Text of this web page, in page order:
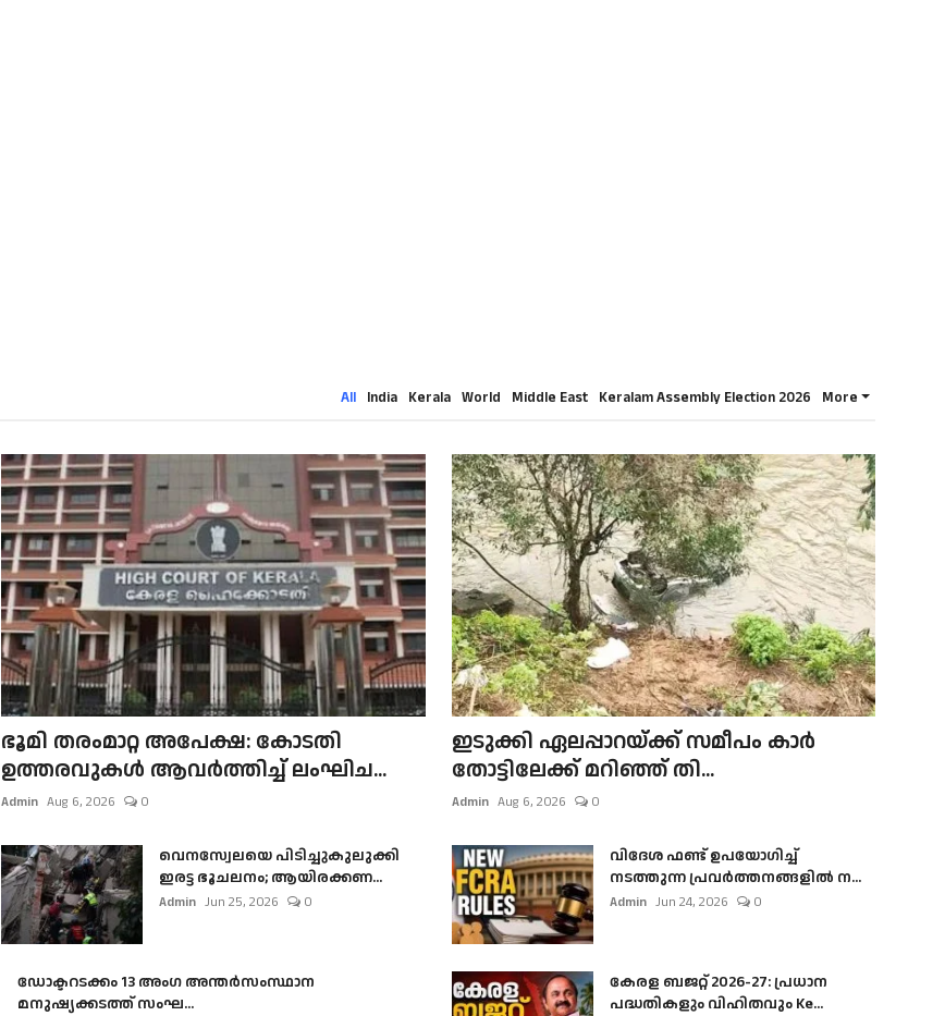
All India Kerala World Middle East Keralam Assembly Election 2026 More
ഭൂമി തരംമാറ്റ അപേക്ഷ: കോടതി
ഉത്തരവുകൾ ആവർത്തിച്ച് ലംഘിച...
Admin Aug 6, 2026 0
ഇടുക്കി ഏലപ്പാറയ്ക്ക് സമീപം കാർ
തോട്ടിലേക്ക് മറിഞ്ഞ് തി...
Admin Aug 6, 2026 0
വെനസ്വേലയെ പിടിച്ചുകുലുക്കി
ഇരട്ട ഭൂചലനം; ആയിരക്കണ...
Admin Jun 25, 2026 0
വിദേശ ഫണ്ട് ഉപയോഗിച്ച്
നടത്തുന്ന പ്രവർത്തനങ്ങളിൽ ന...
Admin Jun 24, 2026 0
ഡോക്ടറടക്കം 13 അംഗ അന്തർസംസ്ഥാന
മനുഷ്യക്കടത്ത് സംഘ...
കേരള ബജറ്റ് 2026-27: പ്രധാന
പദ്ധതികളും വിഹിതവും Ke...